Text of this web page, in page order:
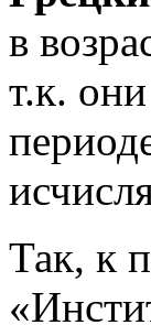
в
т.к.
Так, к